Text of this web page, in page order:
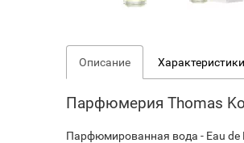
Описание Характеристики
Парфюмерия Thomas
Парфюмированная вода - Eau de